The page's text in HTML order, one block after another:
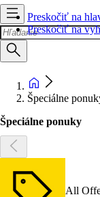
Preskočiť na
Preskočiť na
Špeciálne
Špeciálne ponuky
All